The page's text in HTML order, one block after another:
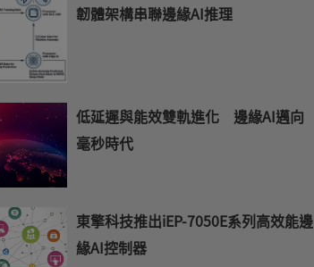
韌體架構串聯邊緣AI推理
低延遲與能效雙軌進化 邊緣AI邁向
毫秒時代
東擎科技推出iEP-7050E系列高效能邊
緣AI控制器